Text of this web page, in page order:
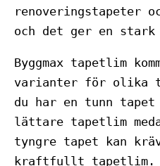
renoveringstapeter
och det ger en
Byggmax tapetlim
varianter för olika
du har en tunn tapet
lättare tapetlim
tyngre tapet kan
kraftfullt